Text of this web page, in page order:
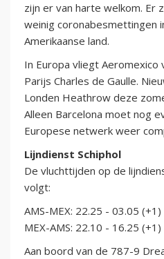
zijn er van harte welkom. Er
weinig coronabesmettingen
Amerikaanse land.
In Europa vliegt
Parijs Charles de Gaulle.
Londen Heathrow deze
Alleen Barcelona moet nog
Europese netwerk weer
Lijndienst Schiphol
De vluchttijden op de
volgt:
AMS-MEX: 22.25 - 03.05 (+1)
MEX-AMS: 22.10 - 16.25 (+1)
Aan boord van de 787-9